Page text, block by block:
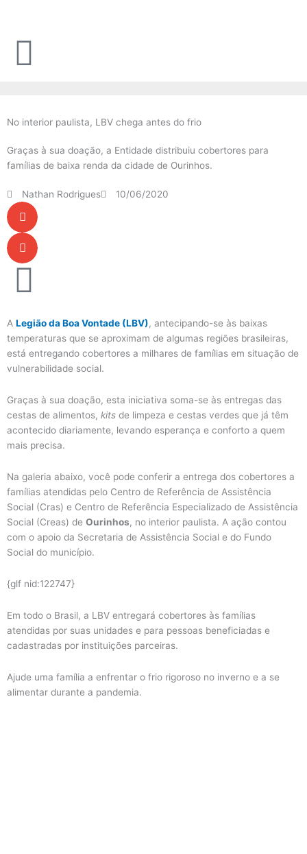
No interior paulista, LBV chega antes do frio
Graças à sua doação, a Entidade distribuiu cobertores para
famílias de baixa renda da cidade de Ourinhos.
Nathan Rodrigues 10/06/2020
A Legião da Boa Vontade (LBV), antecipando-se às baixas
temperaturas que se aproximam de algumas regiões brasileiras,
está entregando cobertores a milhares de famílias em situação de
vulnerabilidade social.
Graças à sua doação, esta iniciativa soma-se às entregas das
cestas de alimentos, kits de limpeza e cestas verdes que já têm
acontecido diariamente, levando esperança e conforto a quem
mais precisa.
Na galeria abaixo, você pode conferir a entrega dos cobertores a
famílias atendidas pelo Centro de Referência de Assistência
Social (Cras) e Centro de Referência Especializado de Assistência
Social (Creas) de Ourinhos, no interior paulista. A ação contou
com o apoio da Secretaria de Assistência Social e do Fundo
Social do município.
{glf nid:122747}
Em todo o Brasil, a LBV entregará cobertores às famílias
atendidas por suas unidades e para pessoas beneficiadas e
cadastradas por instituições parceiras.
Ajude uma família a enfrentar o frio rigoroso no inverno e a se
alimentar durante a pandemia.